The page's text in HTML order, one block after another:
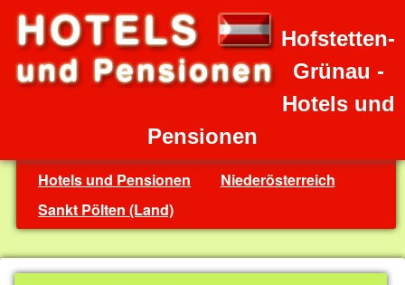
Hofstetten-
Grünau -
Hotels und
Pensionen
Hotels und Pensionen
Niederösterreich
Sankt Pölten (Land)